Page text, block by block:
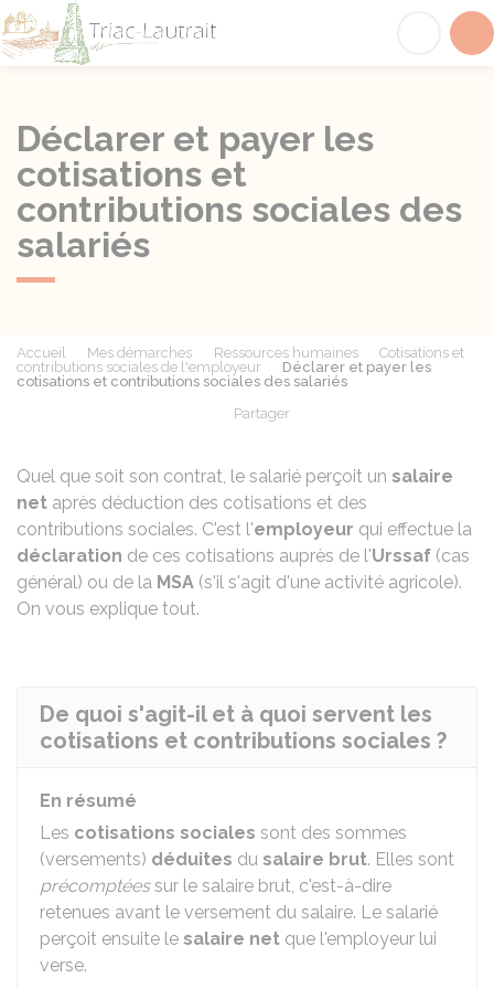
Déclarer et payer les
cotisations et
contributions sociales des
salariés
Accueil Mes démarches Ressources humaines
Cotisations et
contributions sociales de l'employeur
Déclarer et payer les
cotisations et contributions sociales des salariés
Partager
Quel que soit son contrat, le salarié perçoit un salaire
net après déduction des cotisations et des
contributions sociales. C'est l'employeur qui effectue la
déclaration de ces cotisations auprès de l'Urssaf (cas
général) ou de la MSA (s'il s'agit d'une activité agricole).
On vous explique tout.
De quoi s'agit-il et à quoi servent les
cotisations et contributions sociales ?
En résumé
Les cotisations sociales sont des sommes
(versements) déduites du salaire brut. Elles sont
précomptéessur le salaire brut, c'est-à-dire
retenues avant le versement du salaire. Le salarié
perçoit ensuite le salaire net que l'employeur lui
verse.